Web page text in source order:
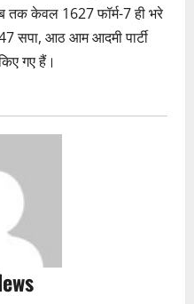
केवल 1627 फॉर्म-7 ही भरे
सपा, आठ आम आदमी पार्टी
गए हैं।